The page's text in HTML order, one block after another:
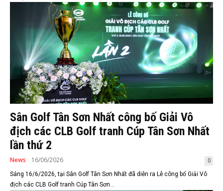
Sân Golf Tân Sơn Nhất công bố Giải Vô
địch các CLB Golf tranh Cúp Tân Sơn Nhất
lần thứ 2
News 16/06/2026 0
Sáng 16/6/2026, tại Sân Golf Tân Sơn Nhất đã diễn ra Lễ công bố Giải Vô
địch các CLB Golf tranh Cúp Tân Sơn...